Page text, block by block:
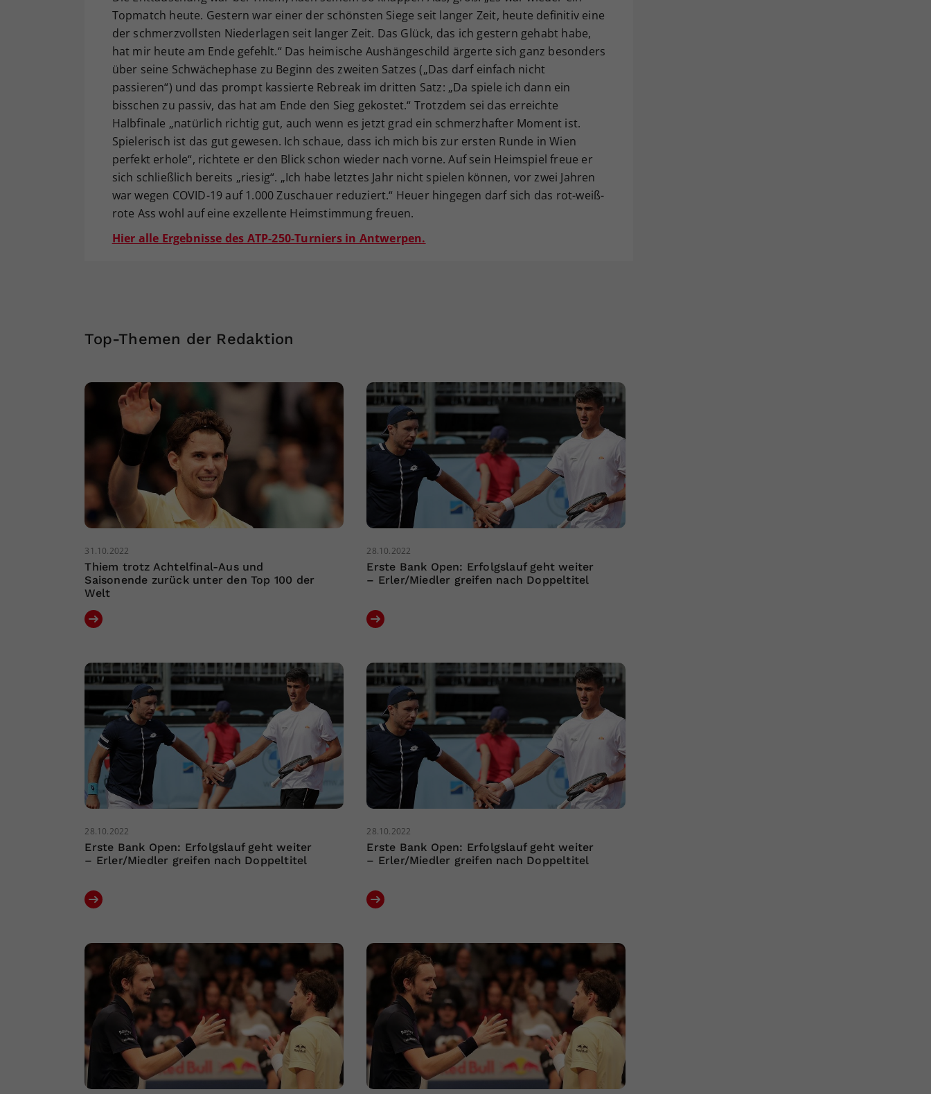
Topmatch heute. Gestern war einer der schönsten Siege seit langer Zeit, heute definitiv eine
der schmerzvollsten Niederlagen seit langer Zeit. Das Glück, das ich gestern gehabt habe,
hat mir heute am Ende gefehlt.“ Das heimische Aushängeschild ärgerte sich ganz besonders
über seine Schwächephase zu Beginn des zweiten Satzes („Das darf einfach nicht
passieren“) und das prompt kassierte Rebreak im dritten Satz: „Da spiele ich dann ein
bisschen zu passiv, das hat am Ende den Sieg gekostet.“ Trotzdem sei das erreichte
Halbfinale „natürlich richtig gut, auch wenn es jetzt grad ein schmerzhafter Moment ist.
Spielerisch ist das gut gewesen. Ich schaue, dass ich mich bis zur ersten Runde in Wien
perfekt erhole“, richtete er den Blick schon wieder nach vorne. Auf sein Heimspiel freue er
sich schließlich bereits „riesig“. „Ich habe letztes Jahr nicht spielen können, vor zwei Jahren
war wegen COVID-19 auf 1.000 Zuschauer reduziert.“ Heuer hingegen darf sich das rot-weiß-
rote Ass wohl auf eine exzellente Heimstimmung freuen.
Hier alle Ergebnisse des ATP-250-Turniers in Antwerpen.
Top-Themen der Redaktion
31.10.2022
Thiem trotz Achtelfinal-Aus und
Saisonende zurück unter den Top 100 der
Welt
28.10.2022
Erste Bank Open: Erfolgslauf geht weiter
– Erler/Miedler greifen nach Doppeltitel
28.10.2022
Erste Bank Open: Erfolgslauf geht weiter
– Erler/Miedler greifen nach Doppeltitel
28.10.2022
Erste Bank Open: Erfolgslauf geht weiter
– Erler/Miedler greifen nach Doppeltitel